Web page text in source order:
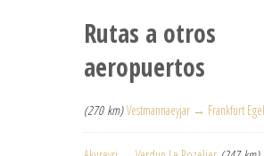
Rutas a otros
aeropuertos
(270 km) Vestmannaeyjar → Frankfurt